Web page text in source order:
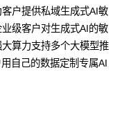
户提供私域生成式AI敏
级客户对生成式AI的敏
算力支持多个大模型推
自己的数据定制专属AI